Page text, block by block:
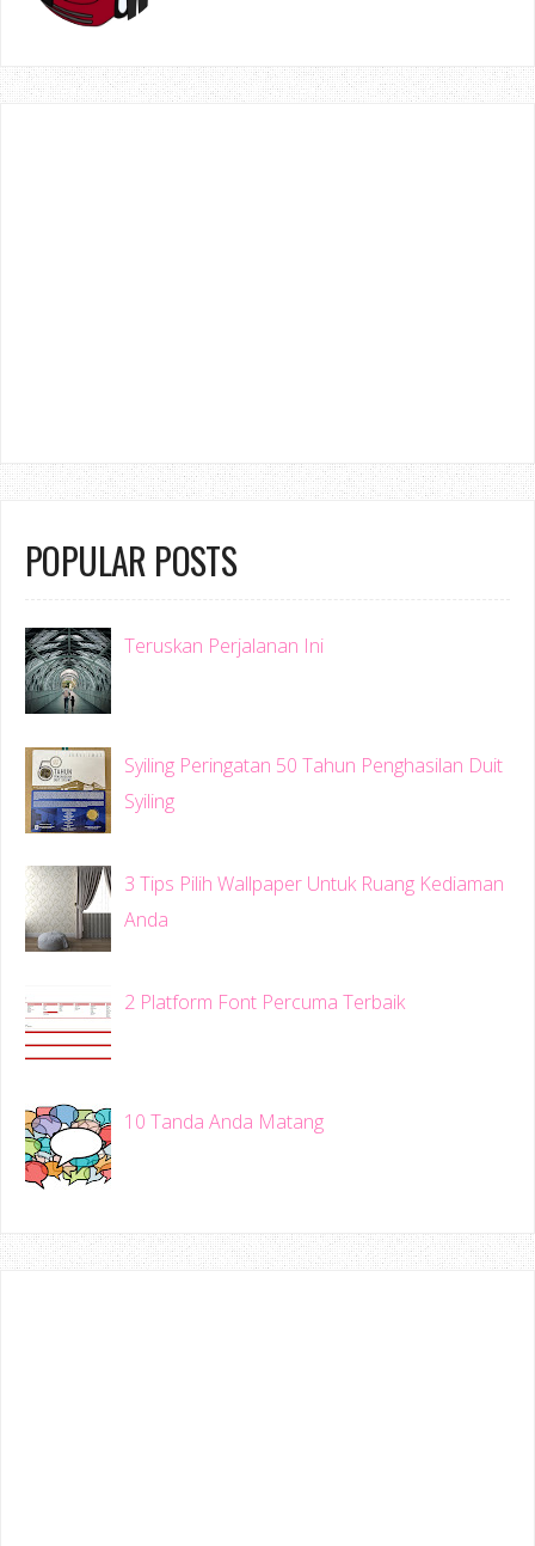
POPULAR POSTS
Teruskan Perjalanan Ini
Syiling Peringatan 50 Tahun Penghasilan Duit
Syiling
3 Tips Pilih Wallpaper Untuk Ruang Kediaman
Anda
2 Platform Font Percuma Terbaik
10 Tanda Anda Matang